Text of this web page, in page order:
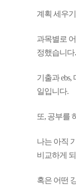
계획 세우
과목별로
정했습니다.
기출과
일입니다.
또, 공부를
나는 아직
비교하게
혹은 어떤